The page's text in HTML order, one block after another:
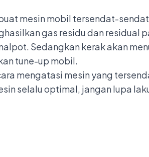
mesin mobil tersendat-
gas residu dan residual
Sedangkan kerak akan
tune-up mobil.
mengatasi mesin yang
selalu optimal, jangan lupa